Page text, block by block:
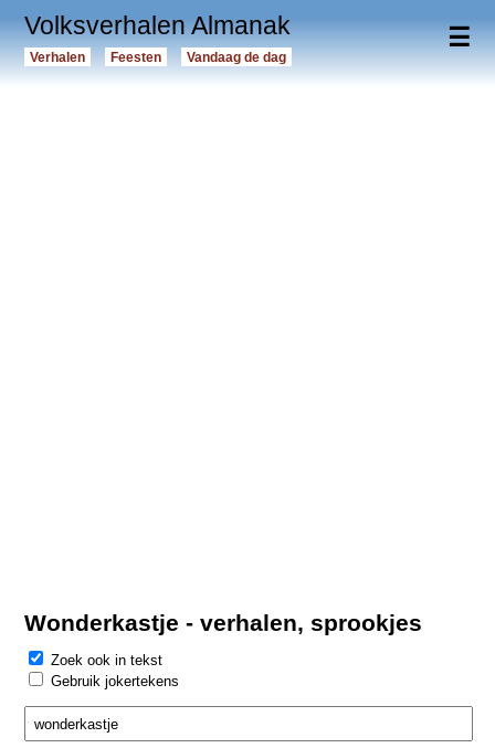
☰
Volksverhalen Almanak
Verhalen Feesten Vandaag de dag
Wonderkastje - verhalen, sprookjes
Zoek ook in tekst
Gebruik jokertekens